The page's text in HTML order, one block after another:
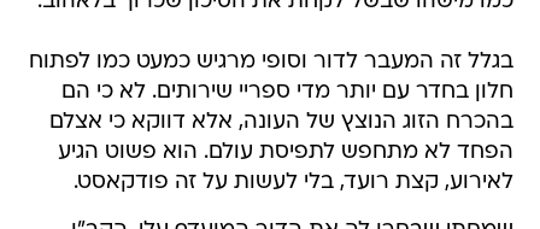
בגלל זה המעבר לדור וסופי מרגיש כמעט כמו לפתוח
חלון בחדר עם יותר מדי ספריי שירותים. לא כי הם
בהכרח הזוג הנוצץ של העונה, אלא דווקא כי אצלם
הפחד לא מתחפש לתפיסת עולם. הוא פשוט הגיע
לאירוע, קצת רועד, בלי לעשות על זה פודקאסט.